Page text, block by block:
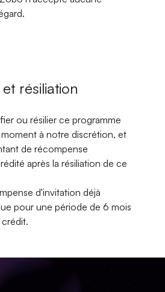
résiliation
ou résilier ce programme
à notre discrétion, et
de récompense
après la résiliation de ce
d'invitation déjà
pour une période de 6 mois
crédit.